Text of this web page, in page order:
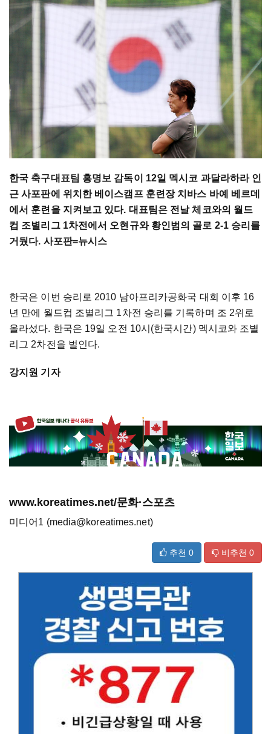
한국 축구대표팀 홍명보 감독이 12일 멕시코 과달라하라 인
근 사포판에 위치한 베이스캠프 훈련장 치바스 바예 베르데
에서 훈련을 지켜보고 있다. 대표팀은 전날 체코와의 월드
컵 조별리그 1차전에서 오현규와 황인범의 골로 2-1 승리를
거뒀다. 사포판=뉴시스
한국은 이번 승리로 2010 남아프리카공화국 대회 이후 16
년 만에 월드컵 조별리그 1차전 승리를 기록하며 조 2위로
올라섰다. 한국은 19일 오전 10시(한국시간) 멕시코와 조별
리그 2차전을 벌인다.
강지원 기자
www.koreatimes.net/문화·스포츠
미디어1 (media@koreatimes.net)
추천 0 비추천 0